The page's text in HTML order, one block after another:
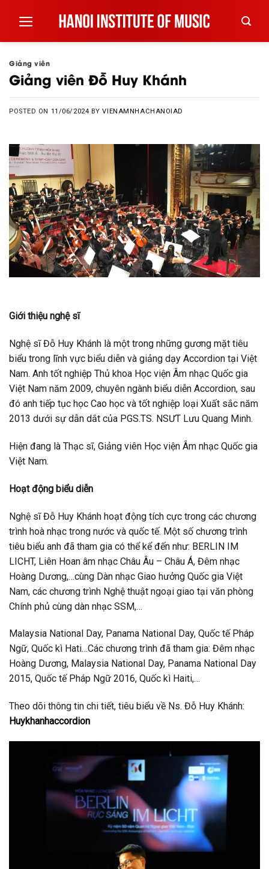
Giảng viên
Giảng viên Đỗ Huy Khánh
POSTED ON 11/06/2024 BYVIENAMNHACHANOIAD
Giới thiệu nghệ sĩ
Nghệ sĩ Đỗ Huy Khánh là một trong những gương mặt tiêu
biểu trong lĩnh vực biểu diễn và giảng dạy Accordion tại Việt
Nam. Anh tốt nghiệp Thủ khoa Học viện Âm nhạc Quốc gia
Việt Nam năm 2009, chuyên ngành biểu diễn Accordion, sau
đó anh tiếp tục học Cao học và tốt nghiệp loại Xuất sắc năm
2013 dưới sự dẫn dắt của PGS.TS. NSƯT Lưu Quang Minh.
Hiện đang là Thạc sĩ, Giảng viên Học viện Âm nhạc Quốc gia
Việt Nam.
Hoạt động biểu diễn
Nghệ sĩ Đỗ Huy Khánh hoạt động tích cực trong các chương
trình hoà nhạc trong nước và quốc tế. Một số chương trình
tiêu biểu anh đã tham gia có thể kể đến như: BERLIN IM
LICHT, Liên Hoan âm nhạc Châu Âu – Châu Á, Đêm nhạc
Hoàng Dương,…cùng Dàn nhạc Giao hưởng Quốc gia Việt
Nam, các chương trình Nghệ thuật ngoại giao tại văn phòng
Chính phủ cùng dàn nhạc SSM,…
Malaysia National Day, Panama National Day, Quốc tế Pháp
Ngữ, Quốc kì Hati…Các chương trình đã tham gia: Đêm nhạc
Hoàng Dương, Malaysia National Day, Panama National Day
2015, Quốc tế Pháp Ngữ 2016, Quốc kì Haiti,…
Theo dõi thông tin chi tiết, tiêu biểu về Ns. Đỗ Huy Khánh:
Huykhanhaccordion